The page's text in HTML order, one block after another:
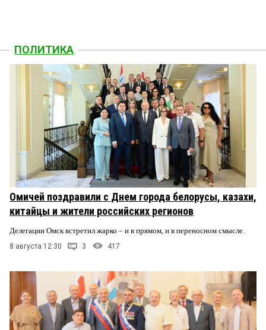
ПОЛИТИКА
Омичей поздравили с Днем города белорусы, казахи,
китайцы и жители российских регионов
Делегации Омск встретил жарко – и в прямом, и в переносном смысле.
8 августа 12:30 3 417